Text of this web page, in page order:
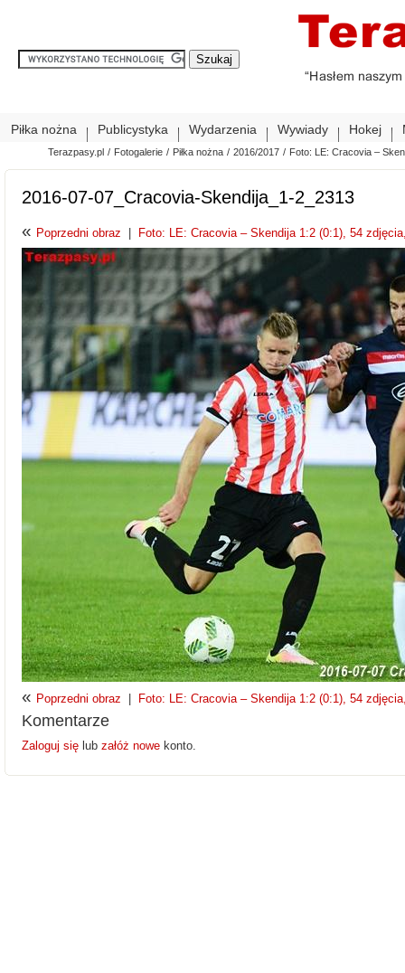
Piłka nożna Publicystyka Wydarzenia Wywiady Hokej
Terazpasy.pl / Fotogalerie / Piłka nożna / 2016/2017 / Foto: LE: Cracovia –
2016-07-07_Cracovia-Skendija_1-2_2313
« Poprzedni obraz Foto: LE: Cracovia – Skendija 1:2 (0:1), 54
« Poprzedni obraz Foto: LE: Cracovia – Skendija 1:2 (0:1), 54
Komentarze
Zaloguj się lub załóż nowe konto.